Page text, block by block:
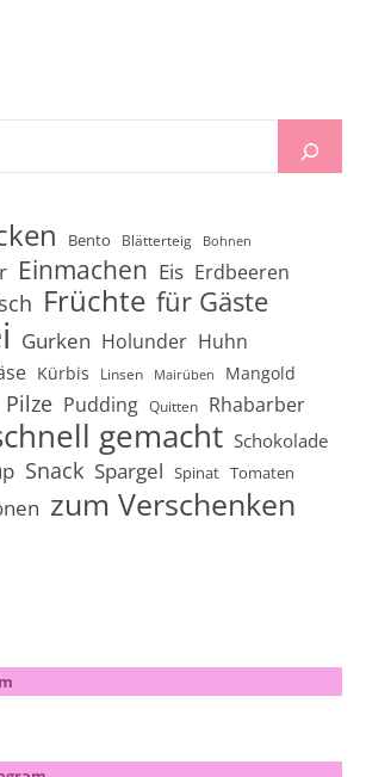
Bento Blätterteig Bohnen
Einmachen Eis Erdbeeren
Früchte für Gäste
Gurken Holunder Huhn
Kürbis Linsen Mairüben Mangold
Pilze Pudding Quitten Rhabarber
gemacht Schokolade
Snack Spargel Spinat Tomaten
zum Verschenken